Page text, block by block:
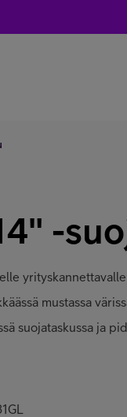
-
yrityskannettavalle
mustassa
suojataskussa ja